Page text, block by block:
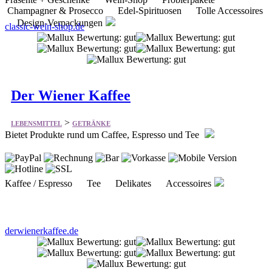
Champagner & Prosecco Edel-Spirituosen Tolle Accessoires
Design-Verpackungen
classic-wein-shop.de
Der Wiener Kaffee
LEBENSMITTEL > GETRÄNKE
Bietet Produkte rund um Caffee, Espresso und Tee
Kaffee / Espresso Tee Delikates Accessoires
derwienerkaffee.de